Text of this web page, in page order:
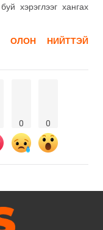
хэрэглээг хангах
ОЛОН НИЙТТЭЙ
0 0